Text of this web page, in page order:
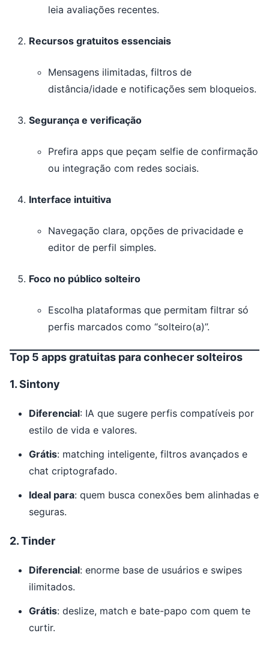
leia avaliações recentes.
Recursos gratuitos essenciais
Mensagens ilimitadas, filtros de
distância/idade e notificações sem bloqueios.
Segurança e verificação
Prefira apps que peçam selfie de confirmação
ou integração com redes sociais.
Interface intuitiva
Navegação clara, opções de privacidade e
editor de perfil simples.
Foco no público solteiro
Escolha plataformas que permitam filtrar só
perfis marcados como “solteiro(a)”.
Top 5 apps gratuitas para conhecer solteiros
1.Sintony
Diferencial: IA que sugere perfis compatíveis por
estilo de vida e valores.
Grátis: matching inteligente, filtros avançados e
chat criptografado.
Ideal para: quem busca conexões bem alinhadas e
seguras.
2.Tinder
Diferencial: enorme base de usuários e swipes
ilimitados.
Grátis: deslize, match e bate-papo com quem te
curtir.